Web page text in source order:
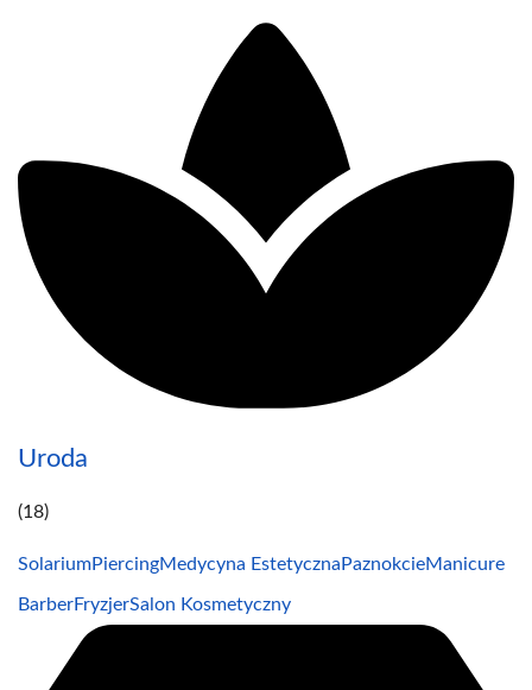
Uroda
(18)
SolariumPiercingMedycyna Estetyczna PaznokcieManicure
BarberFryzjerSalon Kosmetyczny